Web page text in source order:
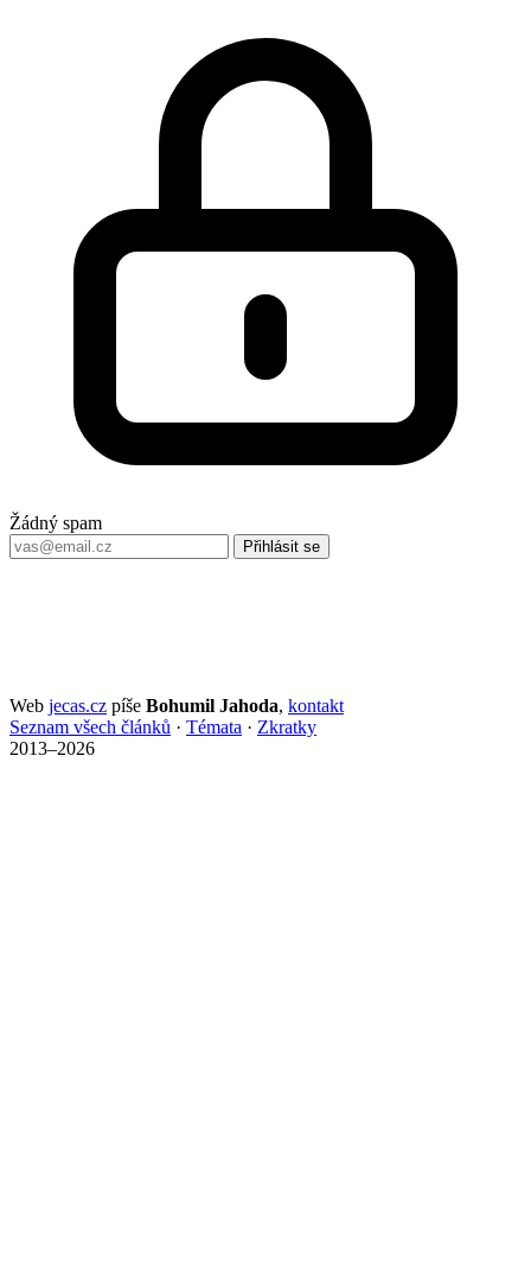
Žádný spam
Přihlásit se
Web jecas.cz píše Bohumil Jahoda, kontakt
Seznam všech článků · Témata · Zkratky
2013–2026